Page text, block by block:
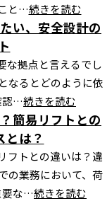
と…続きを読む
い、安全設計の
な拠点と言えるでし
なるとどのように依
認…続きを読む
簡易リフトとの
とは？
フトとの違いは？違
の業務において、荷
要な…続きを読む